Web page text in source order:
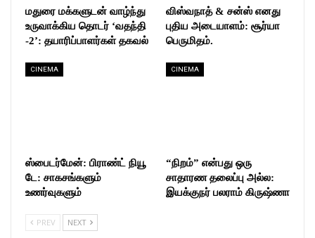
மதுரை மக்களுடன் வாழ்ந்து
உருவாக்கிய தொடர் ‘வதந்தி
-2’: தயாரிப்பாளர்கள் தகவல்
விஸ்வநாத் & சன்ஸ் எனது
புதிய அடையாளம்: சூர்யா
பெருமிதம்.
CINEMA
ஸ்பைடர்மேன்: பிராண்ட் நியூ
டே: சாகசங்களும்
உணர்வுகளும்
CINEMA
“நிறம்” என்பது ஒரு
சாதாரண தலைப்பு அல்ல:
இயக்குநர் பலராம் கிருஷ்ணா
PREV NEXT